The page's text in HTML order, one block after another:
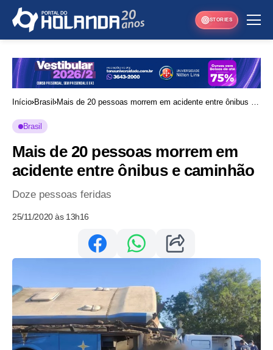
STORIES
Início Brasil
Mais de 20 pessoas morrem em acidente entre ônibus e
Brasil
Mais de 20 pessoas morrem em
acidente entre ônibus e caminhão
Doze pessoas feridas
25/11/2020 às 13h16